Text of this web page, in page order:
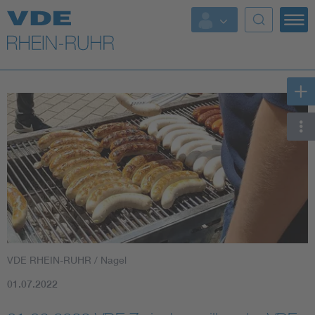
Top Themen
Fokusthemen
Energy
AI & Digital Trust
Health
Mobility
VDE RHEIN-RUHR / Nagel
01.07.2022